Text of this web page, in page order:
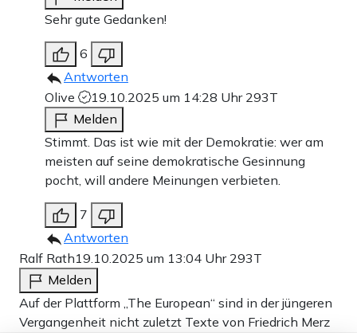
Sehr gute Gedanken!
6
Antworten
Olive
19.10.2025 um 14:28 Uhr 293T
Melden
Stimmt. Das ist wie mit der Demokratie: wer am
meisten auf seine demokratische Gesinnung
pocht, will andere Meinungen verbieten.
7
Antworten
Ralf Rath19.10.2025 um 13:04 Uhr 293T
Melden
Auf der Plattform „The European“ sind in der jüngeren
Vergangenheit nicht zuletzt Texte von Friedrich Merz